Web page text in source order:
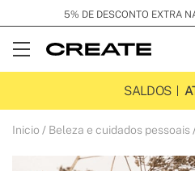
5% DE DESCONTO EXTRA
Open
Menu
SALDOS
Inicio Beleza e cuidados pessoais